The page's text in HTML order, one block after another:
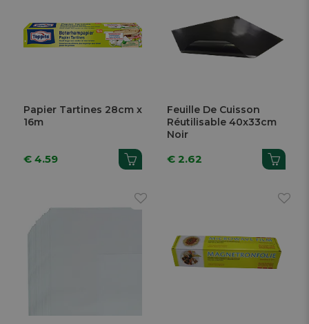
Papier Tartines 28cm x
16m
€ 4.59
Feuille De Cuisson
Réutilisable 40x33cm
Noir
€ 2.62